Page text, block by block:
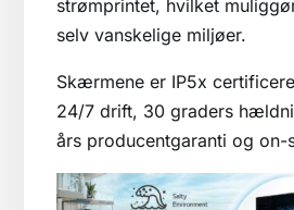
strømprintet, hvilket
selv vanskelige miljøer.
Skærmene er IP5x
24/7 drift, 30 graders
års producentgaranti og on-